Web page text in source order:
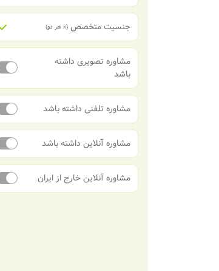
جنسیت متخصص (x هر دو)
مشاوره تصویری داشته
باشد
مشاوره تلفنی داشته باشد
مشاوره آنلاین داشته باشد
مشاوره آنلاین خارج از ایران